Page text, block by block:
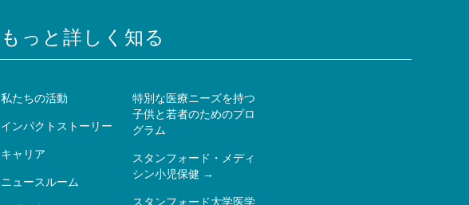
もっと詳しく知る
私たちの活動
インパクトストーリー
キャリア
ニュースルーム
特別な医療ニーズを持つ
子供と若者のためのプロ
グラム
スタンフォード・メディ
シン小児保健